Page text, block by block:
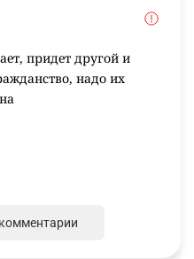
придет другой и
надо их